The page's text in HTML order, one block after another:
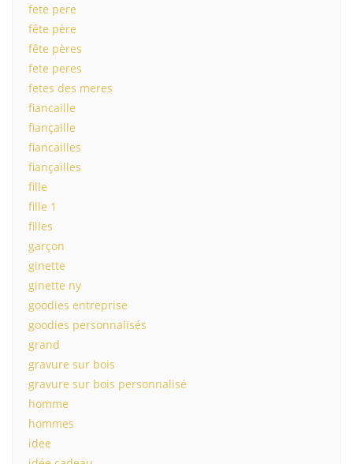
fete pere
fête père
fête pères
fete peres
fetes des meres
fiancaille
fiançaille
fiancailles
fiançailles
fille
fille 1
filles
garçon
ginette
ginette ny
goodies entreprise
goodies personnalisés
grand
gravure sur bois
gravure sur bois personnalisé
homme
hommes
idee